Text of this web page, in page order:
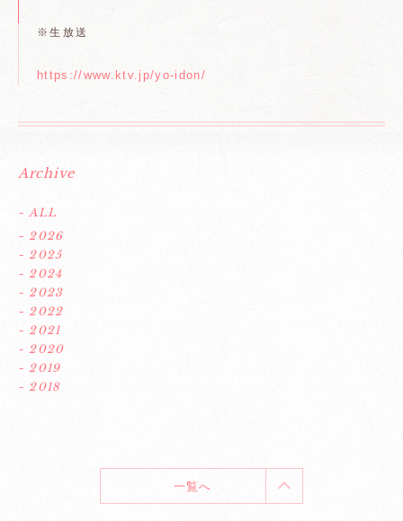
※生放送
https://www.ktv.jp/yo-idon/
Archive
- ALL
- 2026
- 2025
- 2024
- 2023
- 2022
- 2021
- 2020
- 2019
- 2018
一覧へ